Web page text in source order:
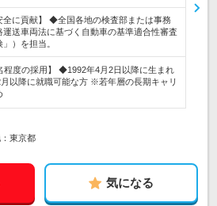
全に貢献】 ◆全国各地の検査部または事務
運送車両法に基づく自動車の基準適合性審査
」）を担当。
程度の採用】 ◆1992年4月2日以降に生まれ
以降に就職可能な方 ※若年層の長期キャリ
東京都
気になる